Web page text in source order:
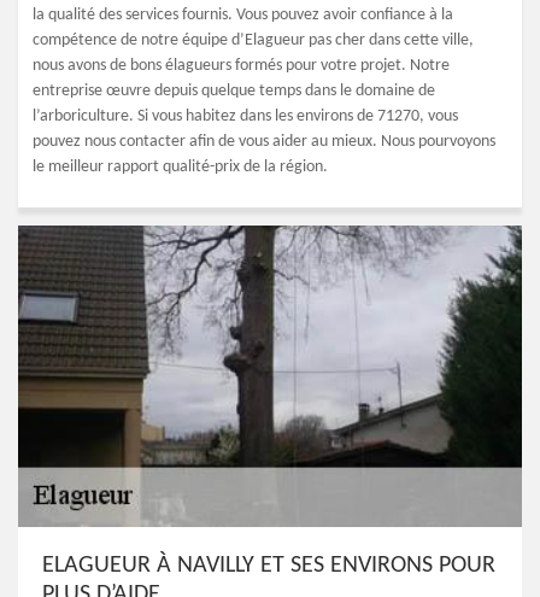
la qualité des services fournis. Vous pouvez avoir confiance à la
compétence de notre équipe d’Elagueur pas cher dans cette ville,
nous avons de bons élagueurs formés pour votre projet. Notre
entreprise œuvre depuis quelque temps dans le domaine de
l’arboriculture. Si vous habitez dans les environs de 71270, vous
pouvez nous contacter afin de vous aider au mieux. Nous pourvoyons
le meilleur rapport qualité-prix de la région.
ELAGUEUR À NAVILLY ET SES ENVIRONS POUR